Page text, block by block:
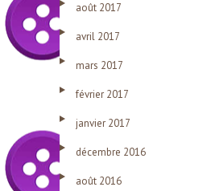
août 2017
avril 2017
mars 2017
février 2017
janvier 2017
décembre 2016
août 2016